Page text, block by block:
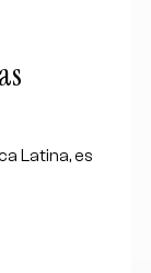
Latina, es